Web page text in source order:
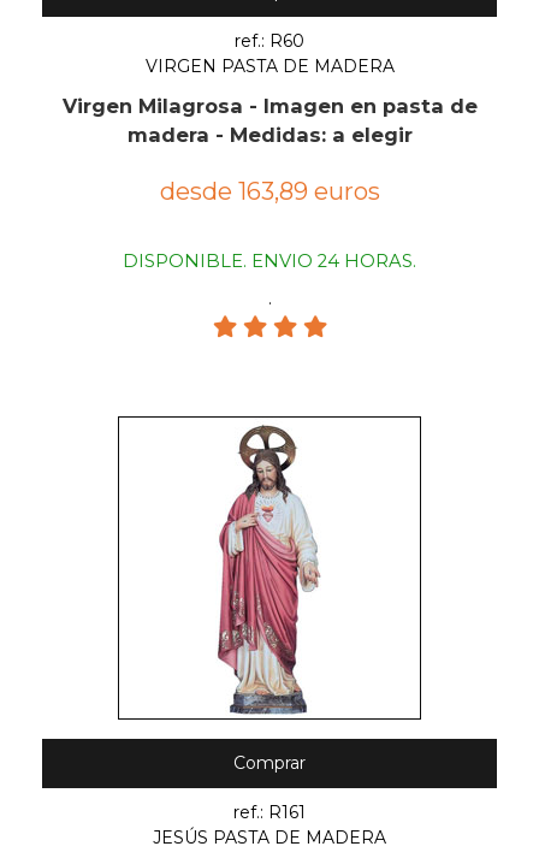
ref.: R60
VIRGEN PASTA DE MADERA
Virgen Milagrosa - Imagen en pasta de
madera - Medidas: a elegir
desde 163,89 euros
DISPONIBLE. ENVIO 24 HORAS.
.
Comprar
ref.: R161
JESÚS PASTA DE MADERA